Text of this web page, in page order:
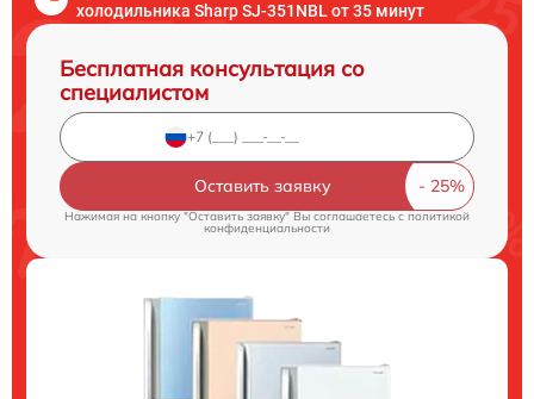
холодильника Sharp SJ-351NBL от 35 минут
Бесплатная консультация со
специалистом
Оставить заявку
Нажимая на кнопку "Оставить заявку" Вы соглашаетесь cполитикой
конфиденциальности